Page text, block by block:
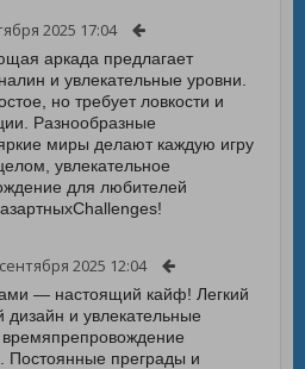
2025 17:04
аркада предлагает
и увлекательные уровни.
но требует ловкости и
Разнообразные
миры делают каждую игру
увлекательное
для любителей
2025 12:04
— настоящий кайф! Легкий
дизайн и увлекательные
Постоянные преграды и